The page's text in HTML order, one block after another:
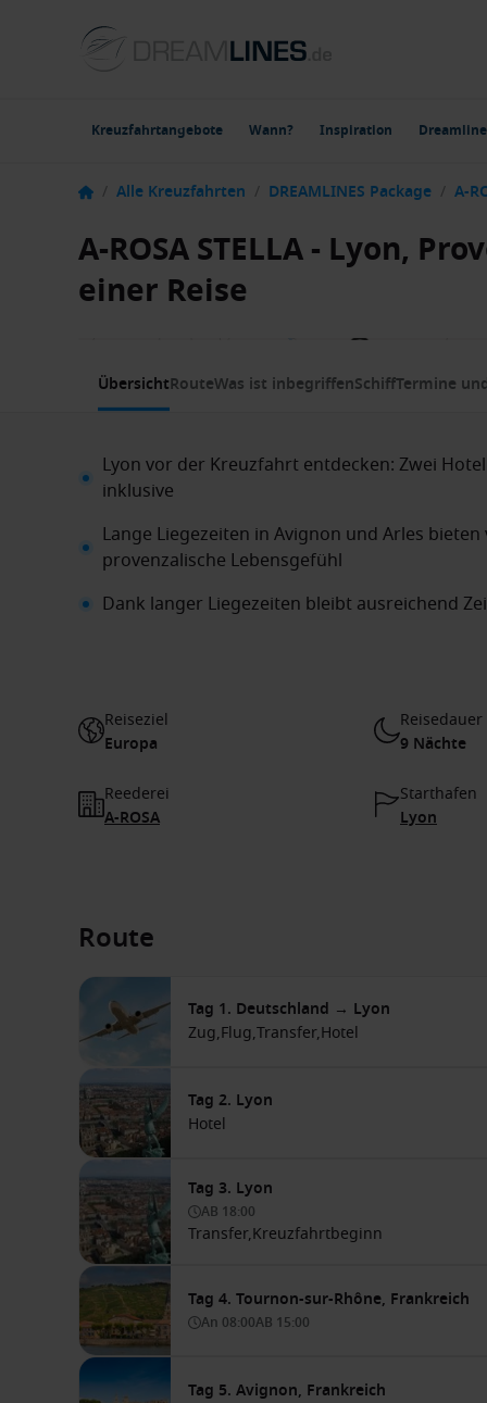
Kreuzfahrtangebote Wann? Inspiration
/ Alle Kreuzfahrten / DREAMLINES Package / A-
A-ROSA STELLA - Lyon,
einer Reise
1 / 8
ÜbersichtRouteWas ist inbegriffenSchiffTermine
Lyon vor der Kreuzfahrt entdecken: Zwei
inklusive
Lange Liegezeiten in Avignon und Arles
provenzalische Lebensgefühl
Dank langer Liegezeiten bleibt ausreichend
Reiseziel
Europa
Reisedauer
9 Nächte
Reederei
A-ROSA
Starthafen
Lyon
Route
Tag 1. Deutschland → Lyon
Zug,Flug,Transfer,Hotel
Tag 2. Lyon
Hotel
Tag 3. Lyon
AB 18:00
Transfer,Kreuzfahrtbeginn
Tag 4. Tournon-sur-Rhône, Frankreich
An 08:00AB 15:00
Tag 5. Avignon, Frankreich